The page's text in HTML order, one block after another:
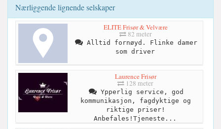
Nærliggende lignende selskaper
ELITE Frisør & Velvære
82 meter
Alltid fornøyd. Flinke damer
som driver
Laurence Frisør
128 meter
Ypperlig service, god
kommunikasjon, fagdyktige og
riktige priser!
Anbefales!Tjeneste...